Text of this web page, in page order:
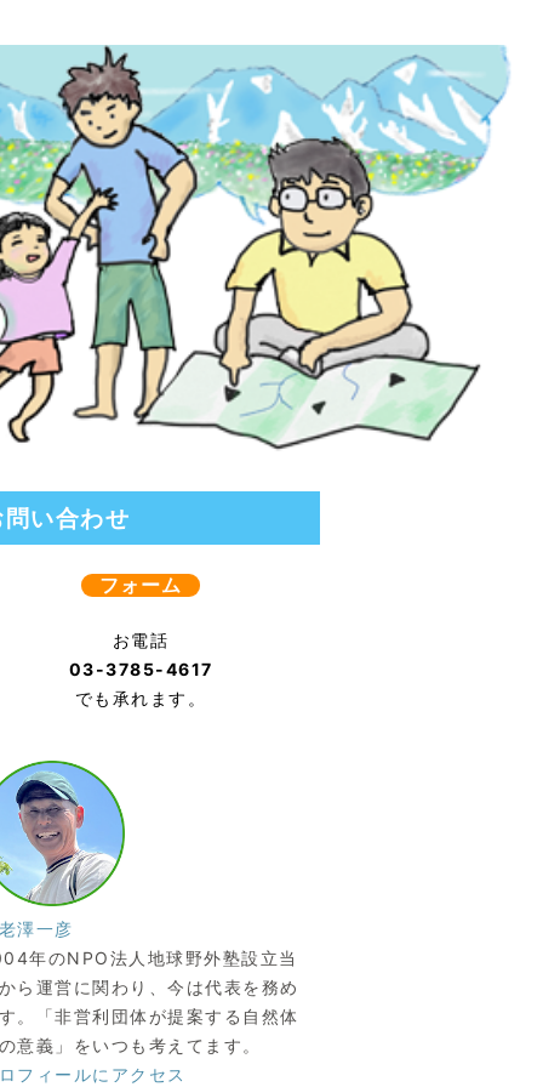
問い合わせ
フォーム
お電話
03-3785-4617
でも承れます。
澤一彦
年のNPO法人地球野外塾設立当
ら運営に関わり、今は代表を務め
。「非営利団体が提案する自然体
意義」をいつも考えてます。
フィールにアクセス